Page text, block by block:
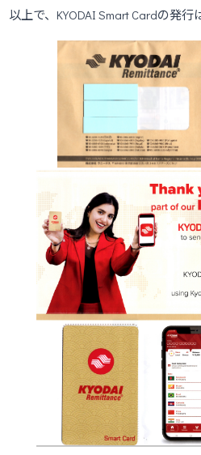
以上で、KYODAI Smart Cardの発行